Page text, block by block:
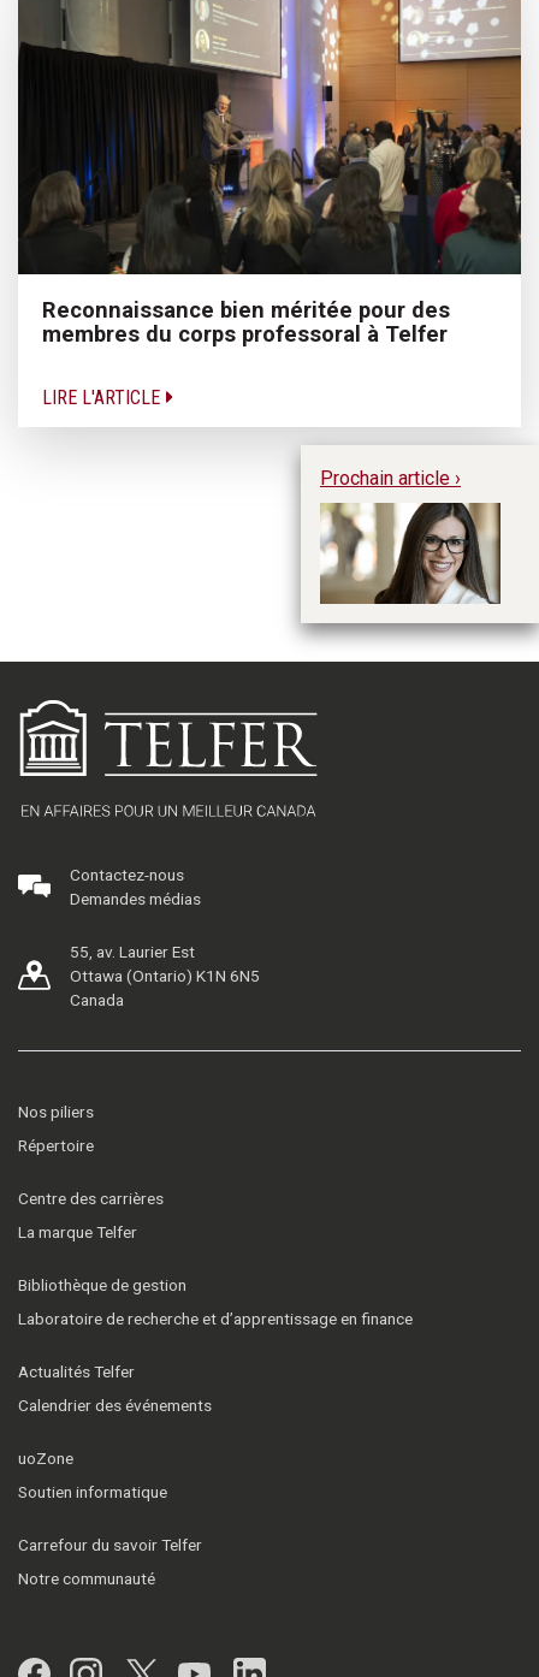
Reconnaissance bien méritée pour des
membres du corps professoral à Telfer
LIRE L'ARTICLE
Prochain article ›
Contactez-nous
Demandes médias
55, av. Laurier Est
Ottawa (Ontario) K1N 6N5
Canada
Nos piliers
Répertoire
Centre des carrières
La marque Telfer
Bibliothèque de gestion
Laboratoire de recherche et d’apprentissage en finance
Actualités Telfer
Calendrier des événements
uoZone
Soutien informatique
Carrefour du savoir Telfer
Notre communauté